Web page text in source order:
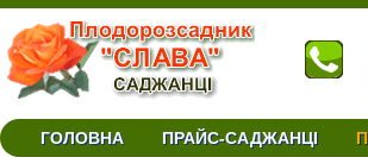
окуліровки та прививки купити черенки Україна
ГОЛОВНА ПРАЙС-САДЖАНЦІ